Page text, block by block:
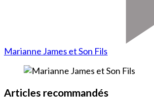
Marianne James et Son Fils
Articles recommandés